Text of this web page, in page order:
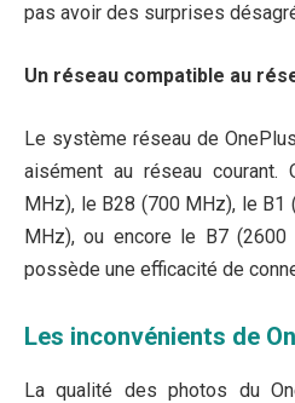
pas avoir des surprises
Un réseau compatible au
Le système réseau de
aisément au réseau
MHz), le B28 (700 MHz), le
MHz), ou encore le B7 (2600
possède une efficacité de
Les inconvénients de
La qualité des photos du